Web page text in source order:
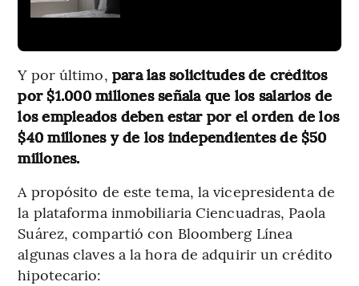
Y por último, para las solicitudes de créditos
por $1.000 millones señala que los salarios de
los empleados deben estar por el orden de los
$40 millones y de los independientes de $50
millones.
A propósito de este tema, la vicepresidenta de
la plataforma inmobiliaria Ciencuadras, Paola
Suárez, compartió con Bloomberg Línea
algunas claves a la hora de adquirir un crédito
hipotecario: